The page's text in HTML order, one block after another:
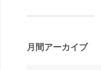
月間アーカイブ